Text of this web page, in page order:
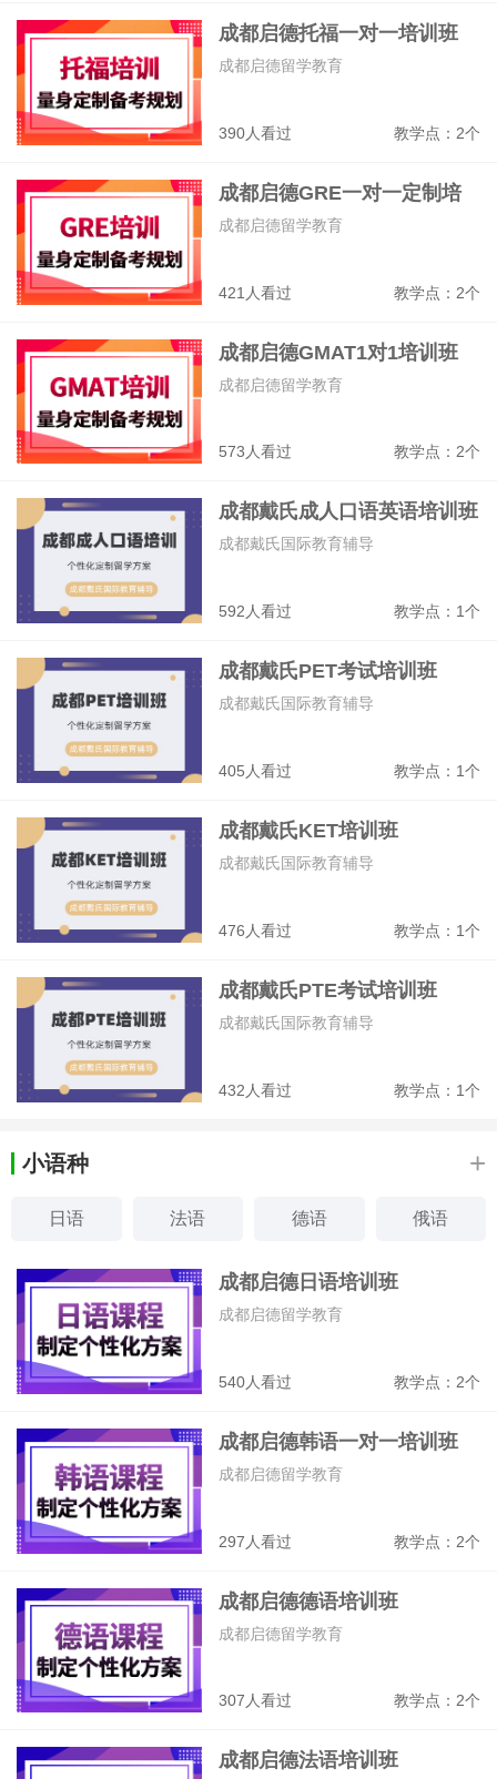
高考复读、高中借读、艺术生文化课冲刺
辅导
高三艺考文化课全日制、高三艺术生全日
单招
高考冲刺、艺考文化课、高考复读、高考
全日制冲刺
325409
成都启德托福一对一培训班
390人看过 教学点：2个
成都启德留学教育
成都启德GRE一对一定制培
训班
421人看过 教学点：2个
成都启德留学教育
成都启德GMAT1对1培训班
573人看过 教学点：2个
成都启德留学教育
成都戴氏成人口语英语培训班
592人看过 教学点：1个
成都戴氏国际教育辅导
成都戴氏PET考试培训班
405人看过 教学点：1个
成都戴氏国际教育辅导
成都戴氏KET培训班
476人看过 教学点：1个
成都戴氏国际教育辅导
成都戴氏PTE考试培训班
432人看过 教学点：1个
成都戴氏国际教育辅导
小语种 +
日语 法语 德语 俄语
韩语 西班牙语 意大利语 阿拉伯语
成都启德日语培训班
540人看过 教学点：2个
成都启德留学教育
成都启德韩语一对一培训班
297人看过 教学点：2个
成都启德留学教育
成都启德德语培训班
307人看过 教学点：2个
成都启德留学教育
成都启德法语培训班